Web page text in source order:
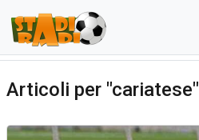
Articoli per "cariatese"